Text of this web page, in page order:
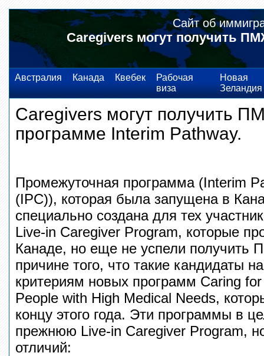
Сайт об
Caregivers могут получить
Австралия Канада Квебек
Рабочая
виза
Новая
Зеландия
Caregivers могут получить
программе Interim Pathway.
Промежуточная программа (Interim
(IPC)), которая была запущена в
специально создана для тех
Live-in Caregiver Program, которые
Канаде, но еще не успели получить
причине того, что такие кандидаты
критериям новых программ Caring
People with High Medical Needs,
концу этого года. Эти программы в
прежнюю Live-in Caregiver Program,
отличий: